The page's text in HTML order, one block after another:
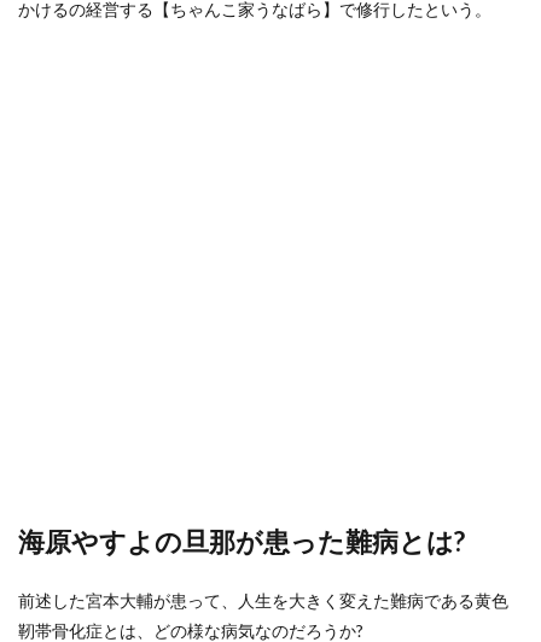
かけるの経営する【ちゃんこ家うなばら】で修行したという。
海原やすよの旦那が患った難病とは?
前述した宮本大輔が患って、人生を大きく変えた難病である黄色
靭帯骨化症とは、どの様な病気なのだろうか?